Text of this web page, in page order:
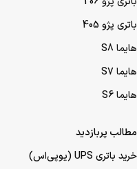
باتری پژو 405
هایما S8
هایما S7
هایما S6
مطالب پربازدید
خرید باتری UPS (یو‌پی‌اس)